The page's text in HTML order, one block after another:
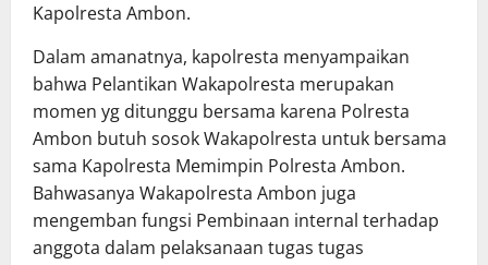
Kapolresta Ambon.
Dalam amanatnya, kapolresta menyampaikan
bahwa Pelantikan Wakapolresta merupakan
momen yg ditunggu bersama karena Polresta
Ambon butuh sosok Wakapolresta untuk bersama
sama Kapolresta Memimpin Polresta Ambon.
Bahwasanya Wakapolresta Ambon juga
mengemban fungsi Pembinaan internal terhadap
anggota dalam pelaksanaan tugas tugas